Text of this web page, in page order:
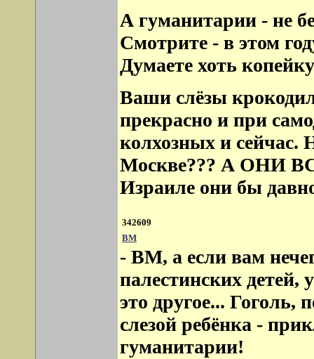
А гуманитарии - не
Смотрите - в этом
Думаете хоть
Ваши слёзы
прекрасно и при
колхозных и сейчас.
Москве??? А ОНИ
Израиле они бы
342609
ВМ
- ВМ, а если вам
палестинских
это другое... Гоголь,
слезой ребёнка -
гуманитарии!